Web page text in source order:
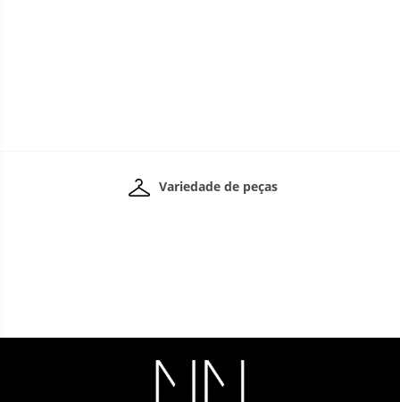
Variedade de peças